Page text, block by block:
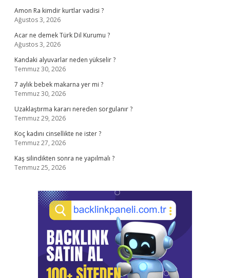
Amon Ra kimdir kurtlar vadisi ?
Ağustos 3, 2026
Acar ne demek Türk Dil Kurumu ?
Ağustos 3, 2026
Kandaki alyuvarlar neden yükselir ?
Temmuz 30, 2026
7 aylık bebek makarna yer mi ?
Temmuz 30, 2026
Uzaklaştırma kararı nereden sorgulanır ?
Temmuz 29, 2026
Koç kadını cinsellikte ne ister ?
Temmuz 27, 2026
Kaş silindikten sonra ne yapılmalı ?
Temmuz 25, 2026